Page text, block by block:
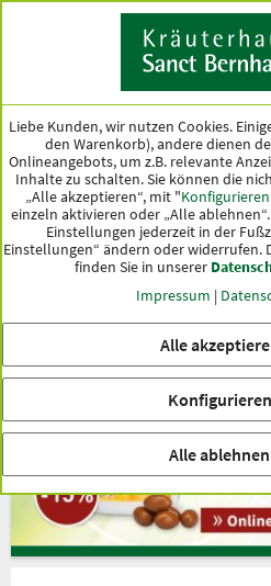
Land
KATEGORIEN ANGEBOTE
Liebe Kunden, wir nutzen Cookies.
den Warenkorb), andere dienen
Onlineangebots, um z.B. relevante
Inhalte zu schalten. Sie können die
„Alle akzeptieren“, mit "Konfigurieren
einzeln aktivieren oder „Alle
Einstellungen jederzeit in der
Einstellungen“ ändern oder widerrufen.
finden Sie in unserer
Impressum |
Alle
Konfigurieren
Alle ablehnen